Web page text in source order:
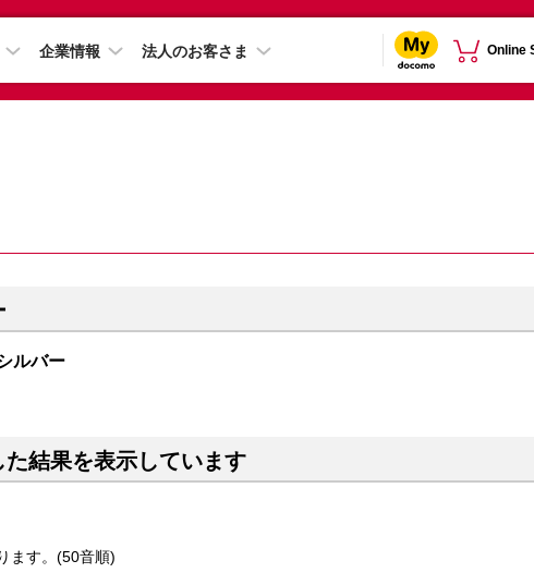
企業情報 法人のお客さま Online
ルバー
結果を表示しています
ます。(50音順)